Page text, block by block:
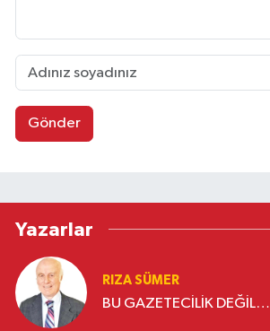
Gönder
Yazarlar
RIZA SÜMER
BU GAZETECİLİK DEĞİL…